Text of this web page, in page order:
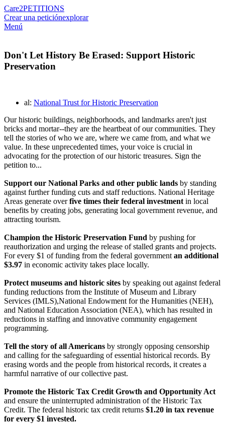
Care2PETITIONS
Crear una peticiónexplorar
Menú
Don't Let History Be Erased: Support Historic
Preservation
al: National Trust for Historic Preservation
Our historic buildings, neighborhoods, and landmarks aren't just
bricks and mortar--they are the heartbeat of our communities. They
tell the stories of who we are, where we came from, and what we
value. In these unprecedented times, your voice is crucial in
advocating for the protection of our historic treasures. Sign the
petition to...
Support our National Parks and other public lands by standing
against further funding cuts and staff reductions. National Heritage
Areas generate overfive times their federal investmentin local
benefits by creating jobs, generating local government revenue, and
attracting tourism.
Champion the Historic Preservation Fund by pushing for
reauthorization and urging the release of stalled grants and projects.
For every $1 of funding from the federal governmentan additional
$3.97 in economic activity takes place locally.
Protect museums and historic sites by speaking out against federal
funding reductions from the Institute of Museum and Library
Services (IMLS),National Endowment for the Humanities (NEH),
and National Education Association (NEA), which has resulted in
reductions in staffing and innovative community engagement
programming.
Tell the story of all Americans by strongly opposing censorship
and calling for the safeguarding of essential historical records. By
erasing words and the people from historical records, it creates a
harmful narrative of our collective past.
Promote the Historic Tax Credit Growth and Opportunity Act
and ensure the uninterrupted administration of the Historic Tax
Credit. The federal historic tax credit returns $1.20 in tax revenue
for every $1 invested.